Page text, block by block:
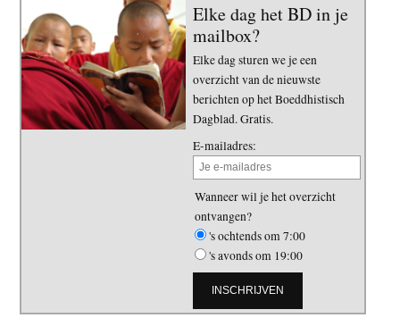
Elke dag het BD in je
mailbox?
Elke dag sturen we je een
overzicht van de nieuwste
berichten op het Boeddhistisch
Dagblad. Gratis.
E-mailadres:
Wanneer wil je het overzicht
ontvangen?
's ochtends om 7:00
's avonds om 19:00